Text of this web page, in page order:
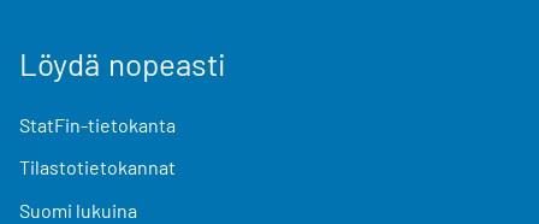
Löydä nopeasti
StatFin-tietokanta
Tilastotietokannat
Suomi lukuina